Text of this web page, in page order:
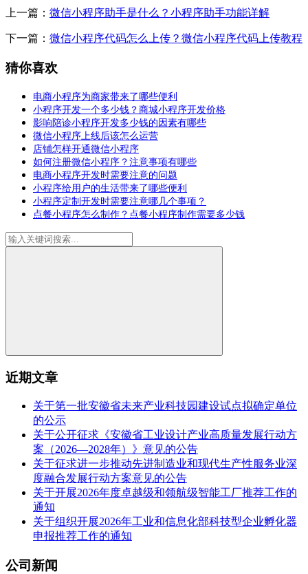
上一篇： 微信小程序助手是什么？小程序助手功能详解
下一篇： 微信小程序代码怎么上传？微信小程序代码上传教程
猜你喜欢
电商小程序为商家带来了哪些便利
小程序开发一个多少钱？商城小程序开发价格
影响陪诊小程序开发多少钱的因素有哪些
微信小程序上线后该怎么运营
店铺怎样开通微信小程序
如何注册微信小程序？注意事项有哪些
电商小程序开发时需要注意的问题
小程序给用户的生活带来了哪些便利
小程序定制开发时需要注意哪几个事项？
点餐小程序怎么制作？点餐小程序制作需要多少钱
近期文章
关于第一批安徽省未来产业科技园建设试点拟确定单位
的公示
关于公开征求《安徽省工业设计产业高质量发展行动方
案（2026—2028年）》意见的公告
关于征求进一步推动先进制造业和现代生产性服务业深
度融合发展行动方案意见的公告
关于开展2026年度卓越级和领航级智能工厂推荐工作的
通知
关于组织开展2026年工业和信息化部科技型企业孵化器
申报推荐工作的通知
公司新闻